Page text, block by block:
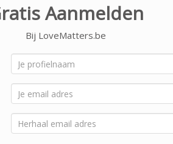
Aanmelden
Bij LoveMatters.be